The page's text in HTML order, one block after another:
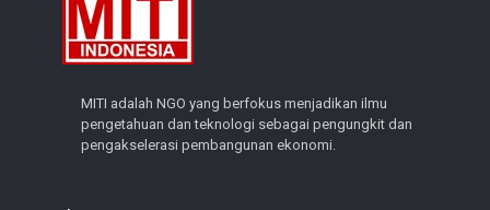
MITI adalah NGO yang berfokus menjadikan ilmu
pengetahuan dan teknologi sebagai pengungkit dan
pengakselerasi pembangunan ekonomi.